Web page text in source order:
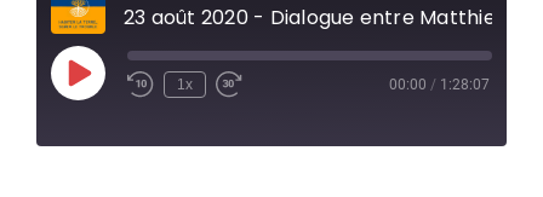
Play
Episode
1x 00:00 / 1:28:07